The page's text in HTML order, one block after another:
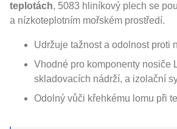
teplotách, 5083 hliníkový plech se
a nízkoteplotním mořském prostředí.
Udržuje tažnost a odolnost proti
Vhodné pro komponenty nosiče
skladovacích nádrží, a izolační
Odolný vůči křehkému lomu při